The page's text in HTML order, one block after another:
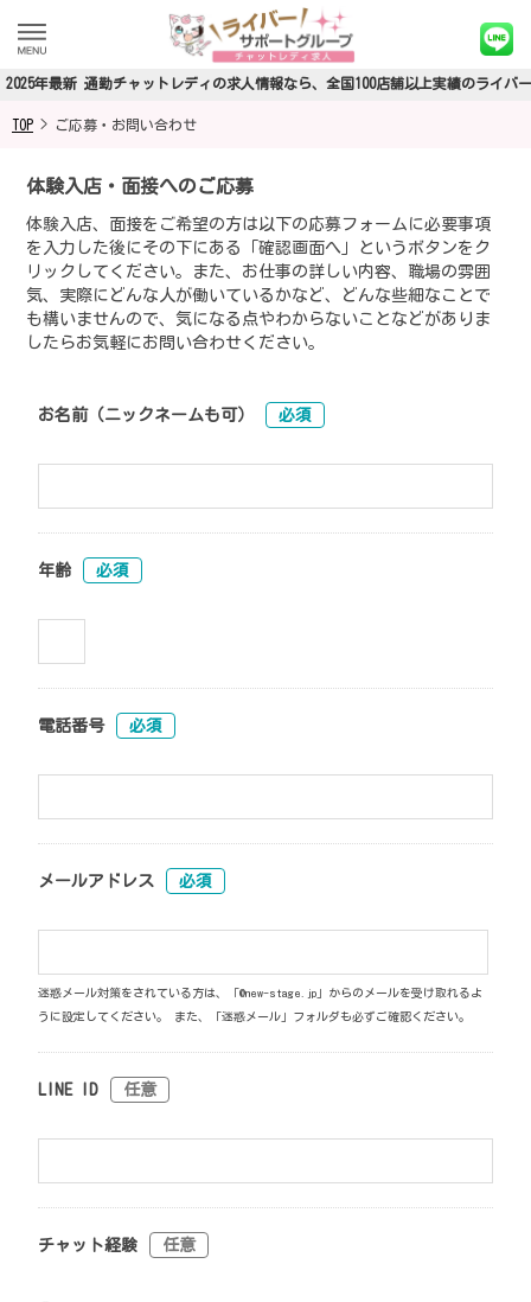
2025年最新 通勤チャットレディの求人情報なら、全国100店舗以上実績のライバ
TOP > ご応募・お問い合わせ
体験入店・面接へのご応募
体験入店、面接をご希望の方は以下の応募フォームに必要事項
を入力した後にその下にある「確認画面へ」というボタンをク
リックしてください。また、お仕事の詳しい内容、職場の雰囲
気、実際にどんな人が働いているかなど、どんな些細なことで
も構いませんので、気になる点やわからないことなどがありま
したらお気軽にお問い合わせください。
お名前（ニックネームも可） 必須
年齢 必須
電話番号 必須
メールアドレス 必須
迷惑メール対策をされている方は、「@new-stage.jp」からのメールを受け取れるよ
うに設定してください。 また、「迷惑メール」フォルダも必ずご確認ください。
LINE ID 任意
チャット経験 任意